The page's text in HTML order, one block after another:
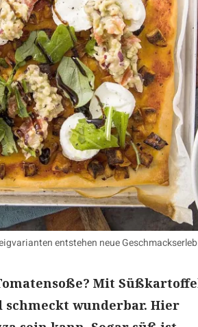
entstehen neue
Mit
schmeckt wunderbar. Hier